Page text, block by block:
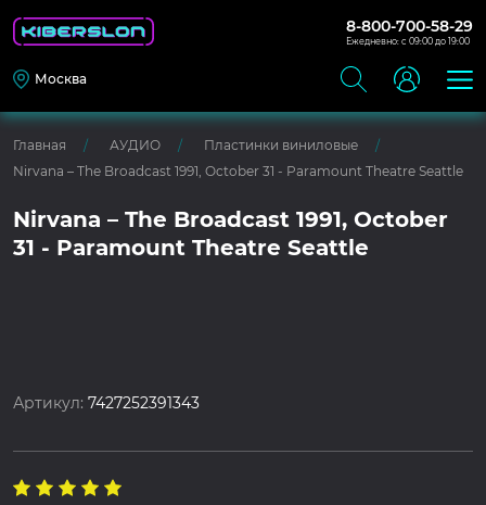
8-800-700-58-29
Ежедневно: с 09:00 до 19:00
Москва
Главная АУДИО
Пластинки виниловые
Nirvana – The Broadcast 1991, October 31 - Paramount Theatre Seattle
Nirvana – The Broadcast 1991, October
31 - Paramount Theatre Seattle
Артикул:7427252391343